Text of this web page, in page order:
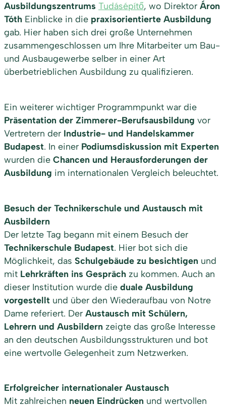
Ausbildungszentrums Tudásépítő, wo Direktor Áron
Tóth Einblicke in die praxisorientierte Ausbildung
gab. Hier haben sich drei große Unternehmen
zusammengeschlossen um Ihre Mitarbeiter um Bau-
und Ausbaugewerbe selber in einer Art
überbetrieblichen Ausbildung zu qualifizieren.
Ein weiterer wichtiger Programmpunkt war die
Präsentation der Zimmerer-Berufsausbildung vor
Vertretern der Industrie- und Handelskammer
Budapest. In einer Podiumsdiskussion mit Experten
wurden die Chancen und Herausforderungen der
Ausbildung im internationalen Vergleich beleuchtet.
Besuch der Technikerschule und Austausch mit
Ausbildern
Der letzte Tag begann mit einem Besuch der
Technikerschule Budapest. Hier bot sich die
Möglichkeit, das Schulgebäude zu besichtigen und
mit Lehrkräften ins Gespräch zu kommen. Auch an
dieser Institution wurde die duale Ausbildung
vorgestellt und über den Wiederaufbau von Notre
Dame referiert. Der Austausch mit Schülern,
Lehrern und Ausbildern zeigte das große Interesse
an den deutschen Ausbildungsstrukturen und bot
eine wertvolle Gelegenheit zum Netzwerken.
Erfolgreicher internationaler Austausch
Mit zahlreichen neuen Eindrücken und wertvollen